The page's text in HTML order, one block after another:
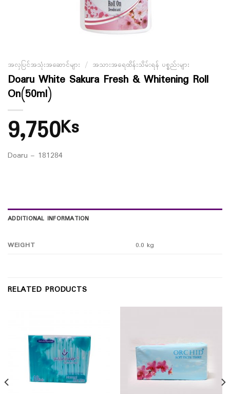
အလှပြင်အသုံးအဆောင်များ / အသားအရေထိန်းသိမ်းရန် ပစ္စည်းများ
Doaru White Sakura Fresh & Whitening Roll
On(50ml)
9,750Ks
Doaru – 181284
ADDITIONAL INFORMATION
WEIGHT 0.0 kg
RELATED PRODUCTS